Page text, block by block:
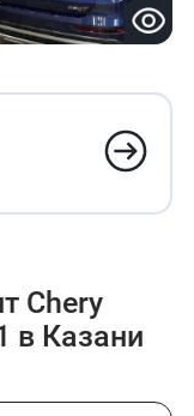
Chery
в Казани